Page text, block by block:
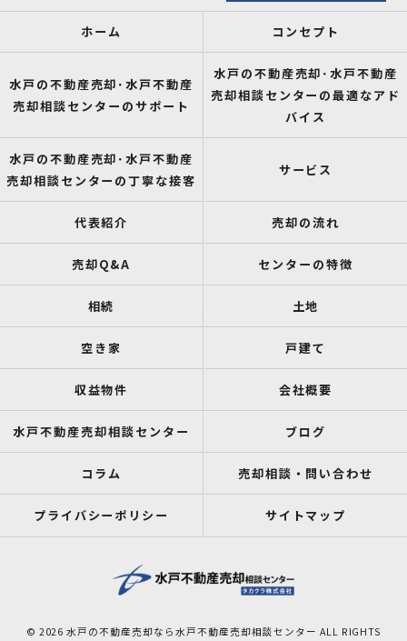
ホーム コンセプト
水戸の不動産売却･水戸不動産
売却相談センターのサポート
水戸の不動産売却･水戸不動産
売却相談センターの最適なアド
バイス
水戸の不動産売却･水戸不動産
売却相談センターの丁寧な接客
サービス
代表紹介 売却の流れ
売却Q&A センターの特徴
相続 土地
空き家 戸建て
収益物件 会社概要
水戸不動産売却相談センター ブログ
コラム 売却相談・問い合わせ
プライバシーポリシー サイトマップ
© 2026 水戸の不動産売却なら水戸不動産売却相談センター ALL RIGHTS